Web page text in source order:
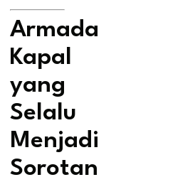
Armada
Kapal
yang
Selalu
Menjadi
Sorotan